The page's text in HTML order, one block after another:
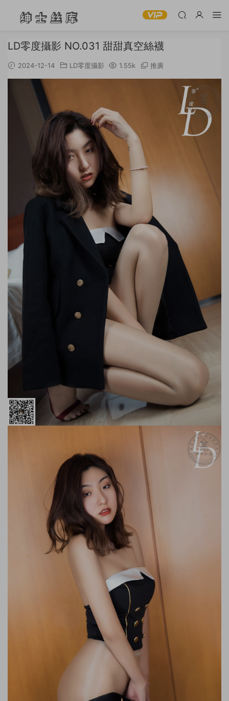
LD零度攝影 NO.031 甜甜真空絲襪
2024-12-14 LD零度攝影 1.55k 推廣